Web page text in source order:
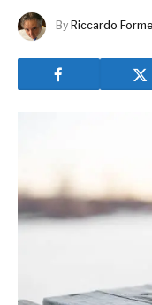
By Riccardo